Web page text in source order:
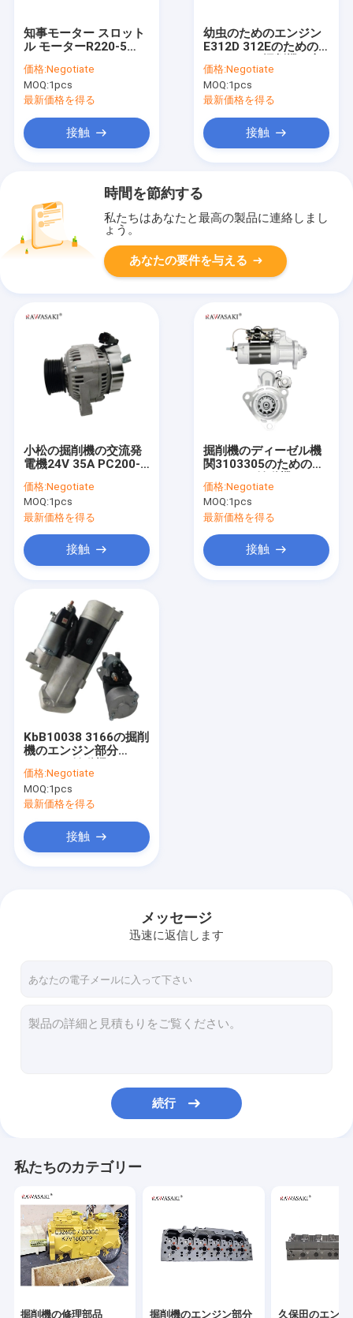
工場旅行
掘削機のエンジン部分
久保田のエンジン部分
知事モーター スロット
ル モーターR220-5
7 21EN32200
価格:Negotiate
MOQ:1pcs
最新価格を得る
接触
幼虫のためのエンジン
E312D 312Eのための
流発電機8600366
3218932
価格:Negotiate
MOQ:1pcs
最新価格を得る
接触
時間を節約する
私たちはあなたと最高の製品に連絡しまし
ょう。
あなたの要件を与える
小松の掘削機の交流発
電機24V 35A PC200-6
6008613411
6008613420
012114310
1022112820
1022119060
価格:Negotiate
MOQ:1pcs
最新価格を得る
接触
掘削機のディーゼル機
関3103305のための
ー3103916 3104916
3103952 MC2378
PV2479 M9T82378
価格:Negotiate
MOQ:1pcs
最新価格を得る
接触
KbB10038 3166の掘削
機のエンジン部分
ー24V
価格:Negotiate
MOQ:1pcs
最新価格を得る
接触
メッセージ
迅速に返信します
続行
私たちのカテゴリー
掘削機の修理部品 掘削機のエンジン部分 久保田のエンジ